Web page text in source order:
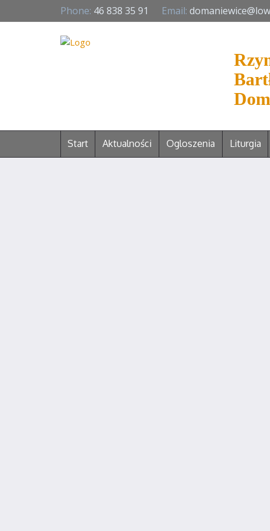
Phone: 46 838 35 91 Email:
Start Aktualności Ogloszenia Liturgia